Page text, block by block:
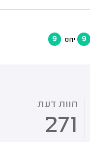
9 יחס 9
חוות דעת
271